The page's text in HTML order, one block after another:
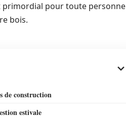
primordial pour toute personne
bois.
de construction
estivale